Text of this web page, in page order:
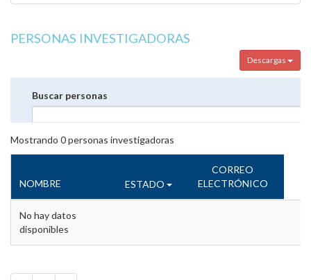
PERSONAS INVESTIGADORAS
Descargas
Buscar personas
Mostrando 0personas investigadoras
NOMBRE ESTADO
CORREO
ELECTRÓNICO
No hay datos
disponibles